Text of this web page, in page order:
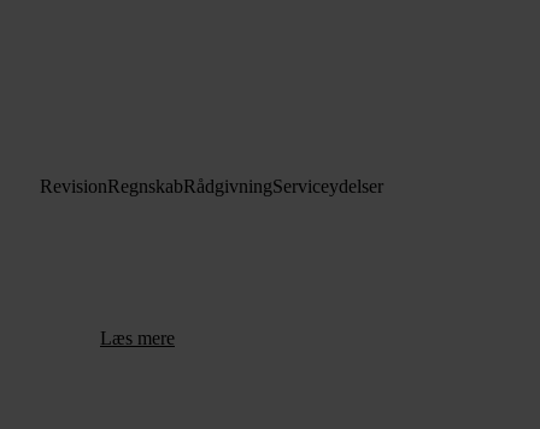
RevisionRegnskabRådgivningServiceydelser
Læs mere